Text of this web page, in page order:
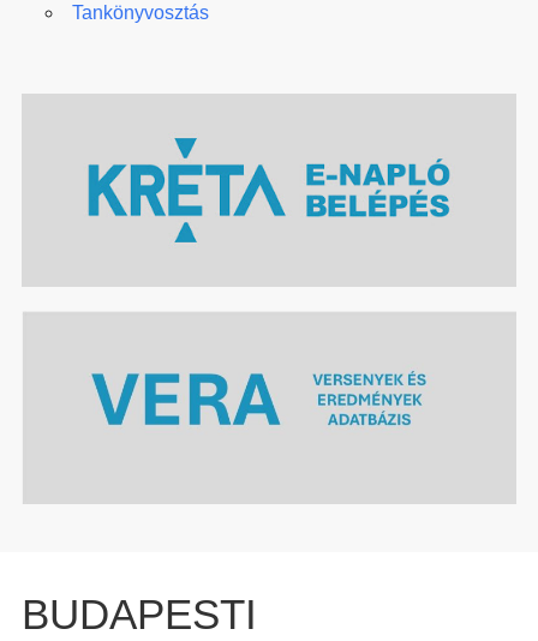
Tankönyvosztás
BUDAPESTI